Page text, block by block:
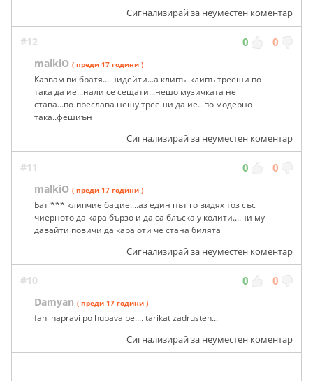
Сигнализирай за неуместен коментар
#12 0 0
malkiO ( преди 17 години )
Казвам ви братя....нидейти...а клипъ..клипъ трееши по-
така да ие...нали се сещати...нешо музичката не
става...по-преслава нешу трееши да ие...по модерно
така..фешиън
Сигнализирай за неуместен коментар
#11 0 0
malkiO ( преди 17 години )
Бат *** клипчие бацие....аз един път го видях тоз със
чиерното да кара бързо и да са блъска у колити....ни му
давайти повичи да кара оти че стана билята
Сигнализирай за неуместен коментар
#10 0 0
Damyan ( преди 17 години )
fani napravi po hubava be.... tarikat zadrusten...
Сигнализирай за неуместен коментар